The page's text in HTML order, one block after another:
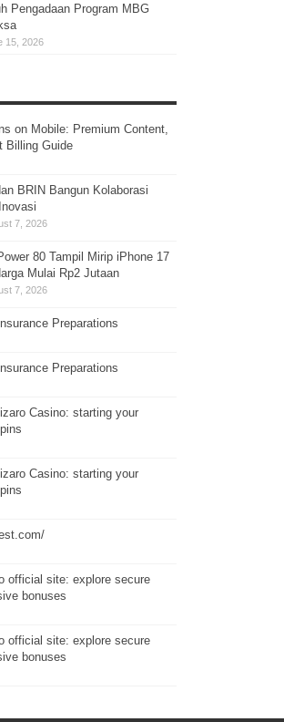
Pengadaan Program MBG
15, 2026
on Mobile: Premium Content,
Billing Guide
BRIN Bangun Kolaborasi
7, 2026
80 Tampil Mirip iPhone 17
Mulai Rp2 Jutaan
7, 2026
Preparations
Preparations
Casino: starting your
Casino: starting your
official site: explore secure
bonuses
official site: explore secure
bonuses